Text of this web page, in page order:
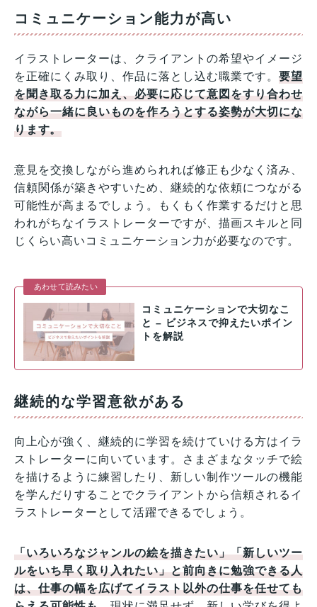
コミュニケーション能力が高い
イラストレーターは、クライアントの希望やイメージ
を正確にくみ取り、作品に落とし込む職業です。要望
を聞き取る力に加え、必要に応じて意図をすり合わせ
ながら一緒に良いものを作ろうとする姿勢が大切にな
ります。
意見を交換しながら進められれば修正も少なく済み、
信頼関係が築きやすいため、継続的な依頼につながる
可能性が高まるでしょう。もくもく作業するだけと思
われがちなイラストレーターですが、描画スキルと同
じくらい高いコミュニケーション力が必要なのです。
あわせて読みたい
コミュニケーションで大切なこ
と – ビジネスで抑えたいポイン
トを解説
継続的な学習意欲がある
向上心が強く、継続的に学習を続けていける方はイラ
ストレーターに向いています。さまざまなタッチで絵
を描けるように練習したり、新しい制作ツールの機能
を学んだりすることでクライアントから信頼されるイ
ラストレーターとして活躍できるでしょう。
「いろいろなジャンルの絵を描きたい」「新しいツー
ルをいち早く取り入れたい」と前向きに勉強できる人
は、仕事の幅を広げてイラスト以外の仕事を任せても